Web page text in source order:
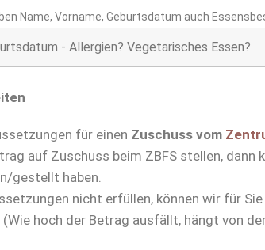
Name, Vorname, Geburtsdatum auch
für einen Zuschuss vom
auf Zuschuss beim ZBFS stellen, dann
gestellt haben.
nicht erfüllen, können wir für Sie
hoch der Betrag ausfällt, hängt von